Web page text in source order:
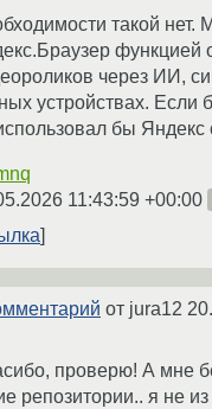
такой нет.
функцией
через ИИ,
устройствах. Если
бы Яндекс
11:43:59 +00:00
от jura12
проверю! А мне
репозитории.. я не